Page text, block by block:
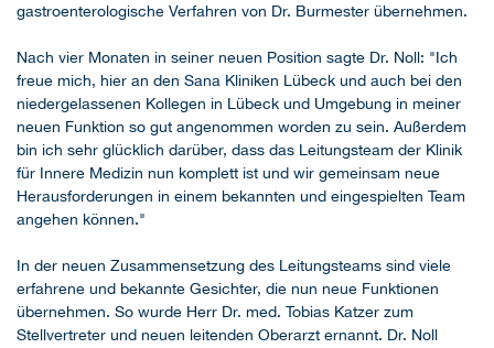
gastroenterologische Verfahren von Dr. Burmester übernehmen.
Nach vier Monaten in seiner neuen Position sagte Dr. Noll: "Ich
freue mich, hier an den Sana Kliniken Lübeck und auch bei den
niedergelassenen Kollegen in Lübeck und Umgebung in meiner
neuen Funktion so gut angenommen worden zu sein. Außerdem
bin ich sehr glücklich darüber, dass das Leitungsteam der Klinik
für Innere Medizin nun komplett ist und wir gemeinsam neue
Herausforderungen in einem bekannten und eingespielten Team
angehen können."
In der neuen Zusammensetzung des Leitungsteams sind viele
erfahrene und bekannte Gesichter, die nun neue Funktionen
übernehmen. So wurde Herr Dr. med. Tobias Katzer zum
Stellvertreter und neuen leitenden Oberarzt ernannt. Dr. Noll